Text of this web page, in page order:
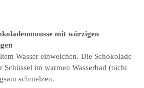
mit würzigen
Wasser einweichen. Die Schokolade
Schüssel im warmen Wasserbad (nicht
schmelzen.